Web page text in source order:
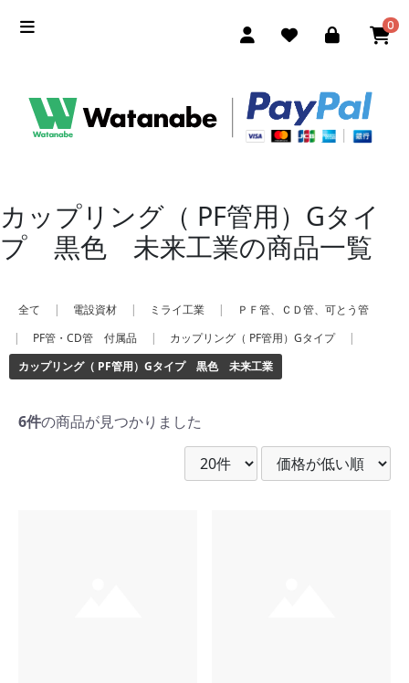
0
カップリング（ PF管用）Gタイ
プ 黒色 未来工業の商品一覧
全て | 電設資材 | ミライ工業 |
ＰＦ管、ＣＤ管、可とう管
|
PF管・CD管 付属品 | カップリング（ PF管用）Gタイプ
|
カップリング（ PF管用）Gタイプ 黒色 未来工業
6件の商品が見つかりました